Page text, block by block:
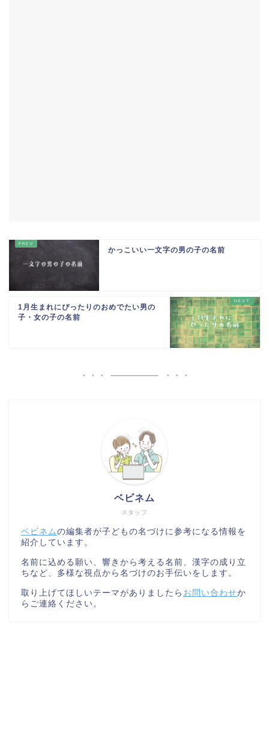
かっこいい一文字の男の子の名前
1月生まれにぴったりのおめでたい男の
子・女の子の名前
スタッフ
ベビネム
ベビネムの編集者が子どもの名づけに参考になる情報を
紹介しています。
名前に込める願い、響きから考える名前、漢字の成り立
ちなど、多様な視点から名づけのお手伝いをします。
取り上げてほしいテーマがありましたら お問い合わせか
らご連絡ください。